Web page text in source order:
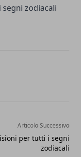
zodiacali
Articolo Successivo
per tutti i segni
zodiacali